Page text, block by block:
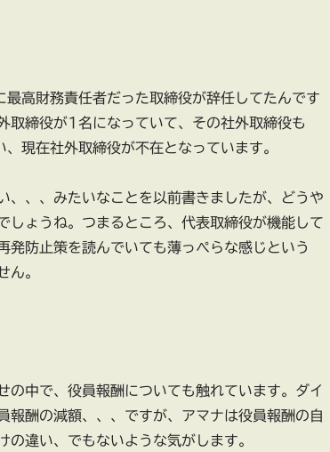
高財務責任者だった取締役が辞任してたんです
締役が1名になっていて、その社外取締役も
現在社外取締役が不在となっています。
、、、みたいなことを以前書きましたが、どうや
しょうね。つまるところ、代表取締役が機能して
発防止策を読んでいても薄っぺらな感じという
ん。
の中で、役員報酬についても触れています。ダイ
報酬の減額、、、ですが、アマナは役員報酬の自
の違い、でもないような気がします。